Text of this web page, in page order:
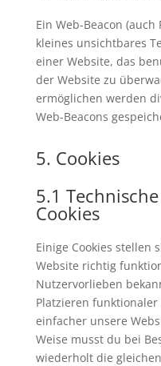
Ein Web-Beacon
kleines unsichtbares
einer Website, das
der Website zu
ermöglichen werden
Web-Beacons
5. Cookies
5.1
Cookies
Einige Cookies stellen
Website richtig
Nutzervorlieben
Platzieren
einfacher unsere
Weise musst du bei
wiederholt die